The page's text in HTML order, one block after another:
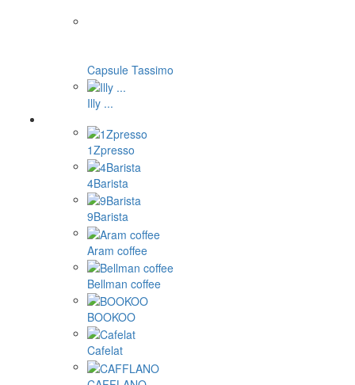
Capsule Tassimo
Illy ...
1Zpresso
4Barista
9Barista
Aram coffee
Bellman coffee
BOOKOO
Cafelat